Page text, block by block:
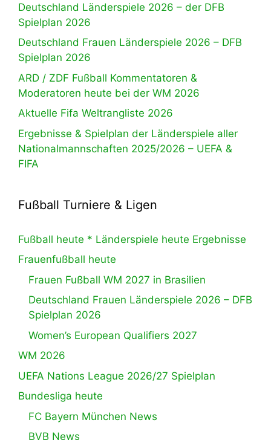
Deutschland Länderspiele 2026 – der DFB
Spielplan 2026
Deutschland Frauen Länderspiele 2026 – DFB
Spielplan 2026
ARD / ZDF Fußball Kommentatoren &
Moderatoren heute bei der WM 2026
Aktuelle Fifa Weltrangliste 2026
Ergebnisse & Spielplan der Länderspiele aller
Nationalmannschaften 2025/2026 – UEFA &
FIFA
Fußball Turniere & Ligen
Fußball heute * Länderspiele heute Ergebnisse
Frauenfußball heute
Frauen Fußball WM 2027 in Brasilien
Deutschland Frauen Länderspiele 2026 – DFB
Spielplan 2026
Women’s European Qualifiers 2027
WM 2026
UEFA Nations League 2026/27 Spielplan
Bundesliga heute
FC Bayern München News
BVB News